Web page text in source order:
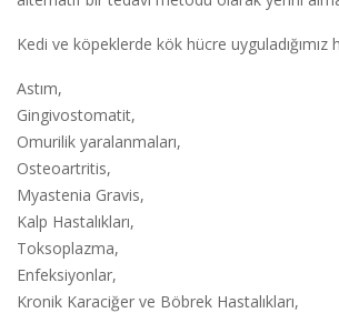
Kedi ve köpeklerde kök hücre uyguladığımız
Astım,
Gingivostomatit,
Omurilik yaralanmaları,
Osteoartritis,
Myastenia Gravis,
Kalp Hastalıkları,
Toksoplazma,
Enfeksiyonlar,
Kronik Karaciğer ve Böbrek Hastalıkları,